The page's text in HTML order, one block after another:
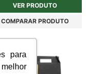
para
VER PRODUTO
COMPARAR PRODUTO